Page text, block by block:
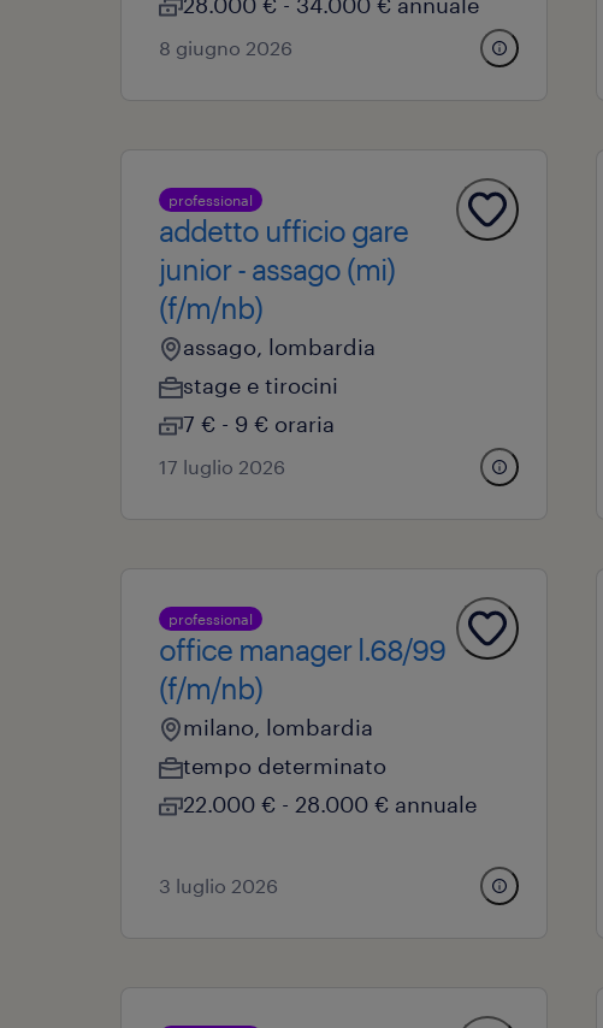
8 giugno 2026
professional
addetto ufficio gare
junior - assago (mi)
(f/m/nb)
assago, lombardia
stage e tirocini
7 € - 9 € oraria
17 luglio 2026
professional
office manager l.68/99
(f/m/nb)
milano, lombardia
tempo determinato
22.000 € - 28.000 € annuale
3 luglio 2026